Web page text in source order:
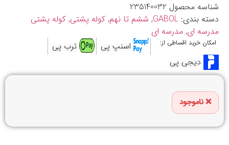
شناسه محصول 235140032
دسته بندی: GABOL
, ششم تا نهم, کوله پشتی, کوله پشتی
مدرسه ای, مدرسه ای
امکان خرید اقساطی از: اسنپ پی
ترب پی
دیجی پی
ناموجود